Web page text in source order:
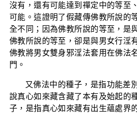
沒有，還有可能達到禪定中的等至
可能。這證明了假藏傳佛教所說的
全不同；因為佛教所說的等至，是
佛教所說的等至，卻是與男女行淫
佛教將男女雙身邪淫法套用在佛法
門。
又佛法中的種子，是指功能差
說真心如來藏含藏了本有及始起的
子，是指真心如來藏有出生蘊處界